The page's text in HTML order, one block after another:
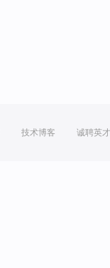
技术博客 诚聘英才